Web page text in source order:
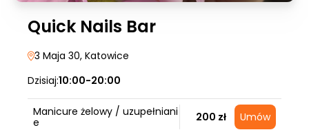
Quick Nails Bar
3 Maja 30, Katowice
Dzisiaj:10:00-20:00
Manicure żelowy / uzupełniani
e
200 zł Umów